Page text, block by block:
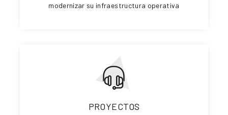
modernizar su infraestructura operativa
PROYECTOS